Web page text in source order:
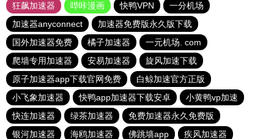
狂飙加速器
哔咔漫画 快鸭VPN
一分机场
加速器anyconnect
加速器免费版永久版下载
国外加速器免费
橘子加速器
一元机场. com
爬墙专用加速器
安易加速器
旋风加速下载
原子加速器app下载官网免费
白鲸加速官方正版
小飞象加速器
快鸭app加速器下载安卓
小黄鸭vp加速
快连加速器
绿茶加速器
免费加速器永久免费版
银河加速器
海鸥加速器 佛跳墙app 疾风加速器